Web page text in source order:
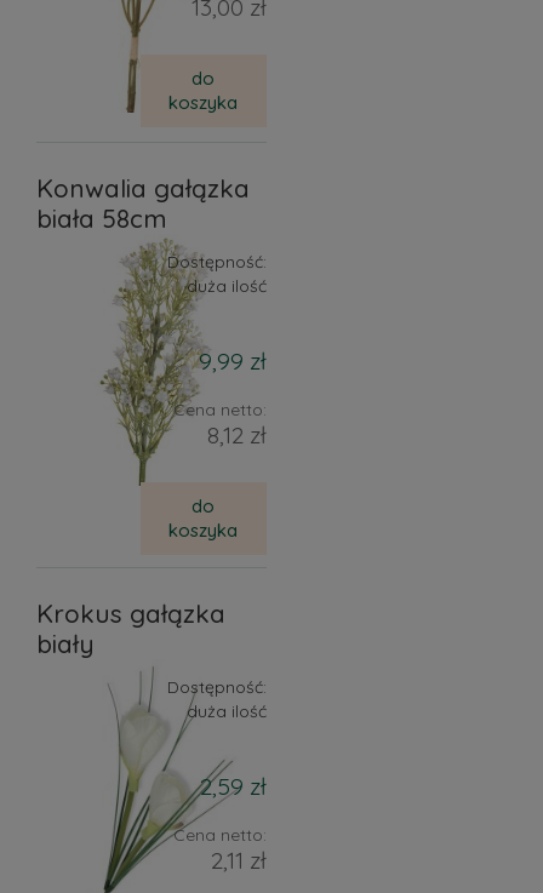
13,00 zł
do
koszyka
Konwalia gałązka
biała 58cm
Dostępność:
duża ilość
9,99 zł
Cena netto:
8,12 zł
do
koszyka
Krokus gałązka
biały
Dostępność:
duża ilość
2,59 zł
Cena netto:
2,11 zł